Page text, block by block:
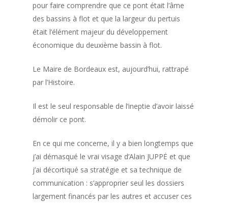
pour faire comprendre que ce pont était l’âme
des bassins à flot et que la largeur du pertuis
était l’élément majeur du développement
économique du deuxième bassin à flot.
Le Maire de Bordeaux est, aujourd’hui, rattrapé
par l’Histoire.
Il est le seul responsable de l’ineptie d’avoir laissé
démolir ce pont.
En ce qui me concerne, il y a bien longtemps que
j’ai démasqué le vrai visage d’Alain JUPPĖ et que
j’ai décortiqué sa stratégie et sa technique de
communication : s’approprier seul les dossiers
largement financés par les autres et accuser ces